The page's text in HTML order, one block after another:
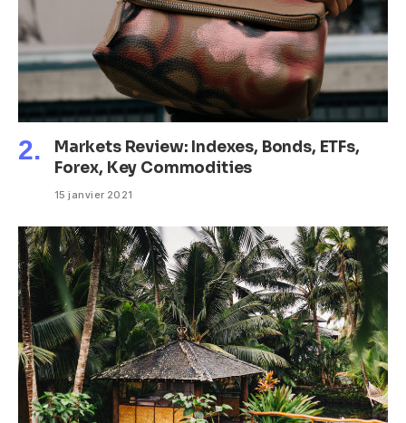
Markets Review: Indexes, Bonds, ETFs,
Forex, Key Commodities
15 janvier 2021